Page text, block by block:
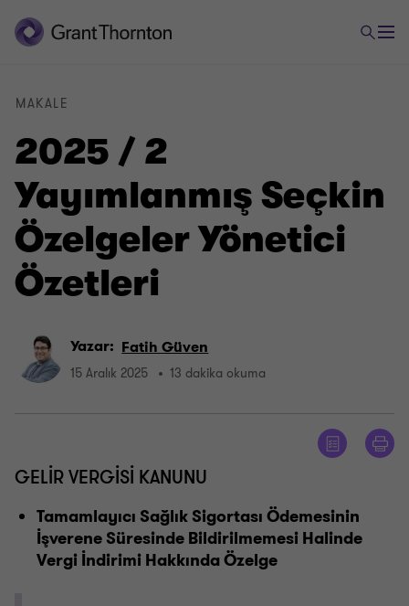
2025 / 2
Yayımlanmış Seçkin
Özelgeler Yönetici
Özetleri
MAKALE
Yazar: Fatih Güven
15 Aralık 2025 13 dakika okuma
GELİR VERGİSİ KANUNU
Tamamlayıcı Sağlık Sigortası Ödemesinin
İşverene Süresinde Bildirilmemesi Halinde
Vergi İndirimi Hakkında Özelge